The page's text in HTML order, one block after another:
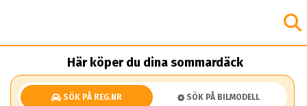
Här köper du dina sommardäck
SÖK PÅ REG.NR SÖK PÅ BILMODELL